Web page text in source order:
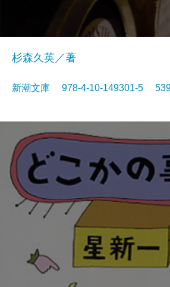
杉森久英／著
新潮文庫 978-4-10-149301-5